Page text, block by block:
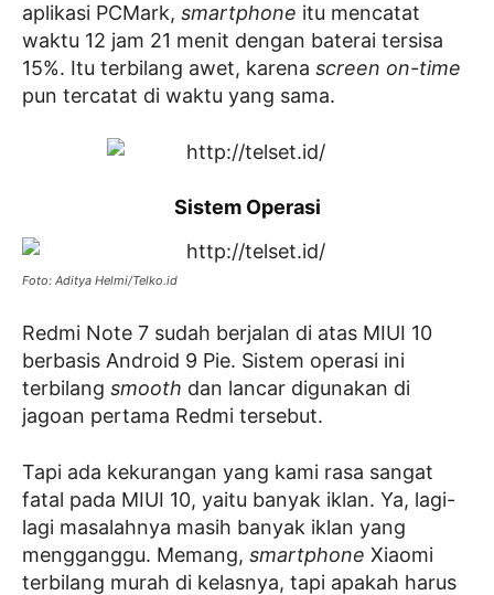
aplikasi PCMark, smartphone itu mencatat
waktu 12 jam 21 menit dengan baterai tersisa
15%. Itu terbilang awet, karena screen on-time
pun tercatat di waktu yang sama.
Sistem Operasi
Foto: Aditya Helmi/Telko.id
Redmi Note 7 sudah berjalan di atas MIUI 10
berbasis Android 9 Pie. Sistem operasi ini
terbilang smooth dan lancar digunakan di
jagoan pertama Redmi tersebut.
Tapi ada kekurangan yang kami rasa sangat
fatal pada MIUI 10, yaitu banyak iklan. Ya, lagi-
lagi masalahnya masih banyak iklan yang
mengganggu. Memang, smartphone Xiaomi
terbilang murah di kelasnya, tapi apakah harus